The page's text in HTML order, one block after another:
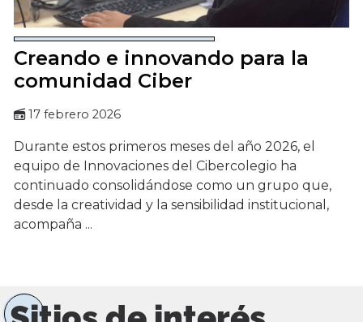
Creando e innovando para la
comunidad Ciber
17 febrero 2026
Durante estos primeros meses del año 2026, el
equipo de Innovaciones del Cibercolegio ha
continuado consolidándose como un grupo que,
desde la creatividad y la sensibilidad institucional,
acompaña ...